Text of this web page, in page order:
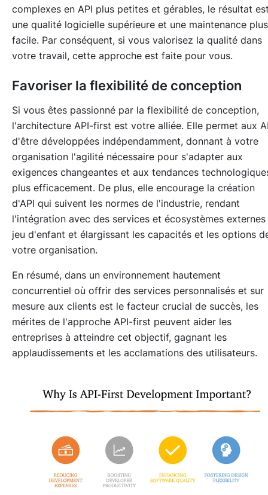
complexes en API plus petites et gérables, le résultat
une qualité logicielle supérieure et une maintenance plus
facile. Par conséquent, si vous valorisez la qualité dans
votre travail, cette approche est faite pour vous.
Favoriser la flexibilité de conception
Si vous êtes passionné par la flexibilité de conception,
l'architecture API-first est votre alliée. Elle permet aux
d'être développées indépendamment, donnant à votre
organisation l'agilité nécessaire pour s'adapter aux
exigences changeantes et aux tendances
plus efficacement. De plus, elle encourage la création
d'API qui suivent les normes de l'industrie, rendant
l'intégration avec des services et écosystèmes externes
jeu d'enfant et élargissant les capacités et les options
votre organisation.
En résumé, dans un environnement hautement
concurrentiel où offrir des services personnalisés et sur
mesure aux clients est le facteur crucial de succès, les
mérites de l'approche API-first peuvent aider les
entreprises à atteindre cet objectif, gagnant les
applaudissements et les acclamations des utilisateurs.